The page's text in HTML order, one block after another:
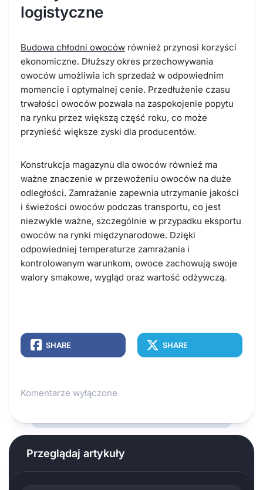
logistyczne
Budowa chłodni owoców również przynosi korzyści
ekonomiczne. Dłuższy okres przechowywania
owoców umożliwia ich sprzedaż w odpowiednim
momencie i optymalnej cenie. Przedłużenie czasu
trwałości owoców pozwala na zaspokojenie popytu
na rynku przez większą część roku, co może
przynieść większe zyski dla producentów.
Konstrukcja magazynu dla owoców również ma
ważne znaczenie w przewożeniu owoców na duże
odległości. Zamrażanie zapewnia utrzymanie jakości
i świeżości owoców podczas transportu, co jest
niezwykle ważne, szczególnie w przypadku eksportu
owoców na rynki międzynarodowe. Dzięki
odpowiedniej temperaturze zamrażania i
kontrolowanym warunkom, owoce zachowują swoje
walory smakowe, wygląd oraz wartość odżywczą.
SHARE SHARE
Komentarze wyłączone
Przeglądaj artykuły